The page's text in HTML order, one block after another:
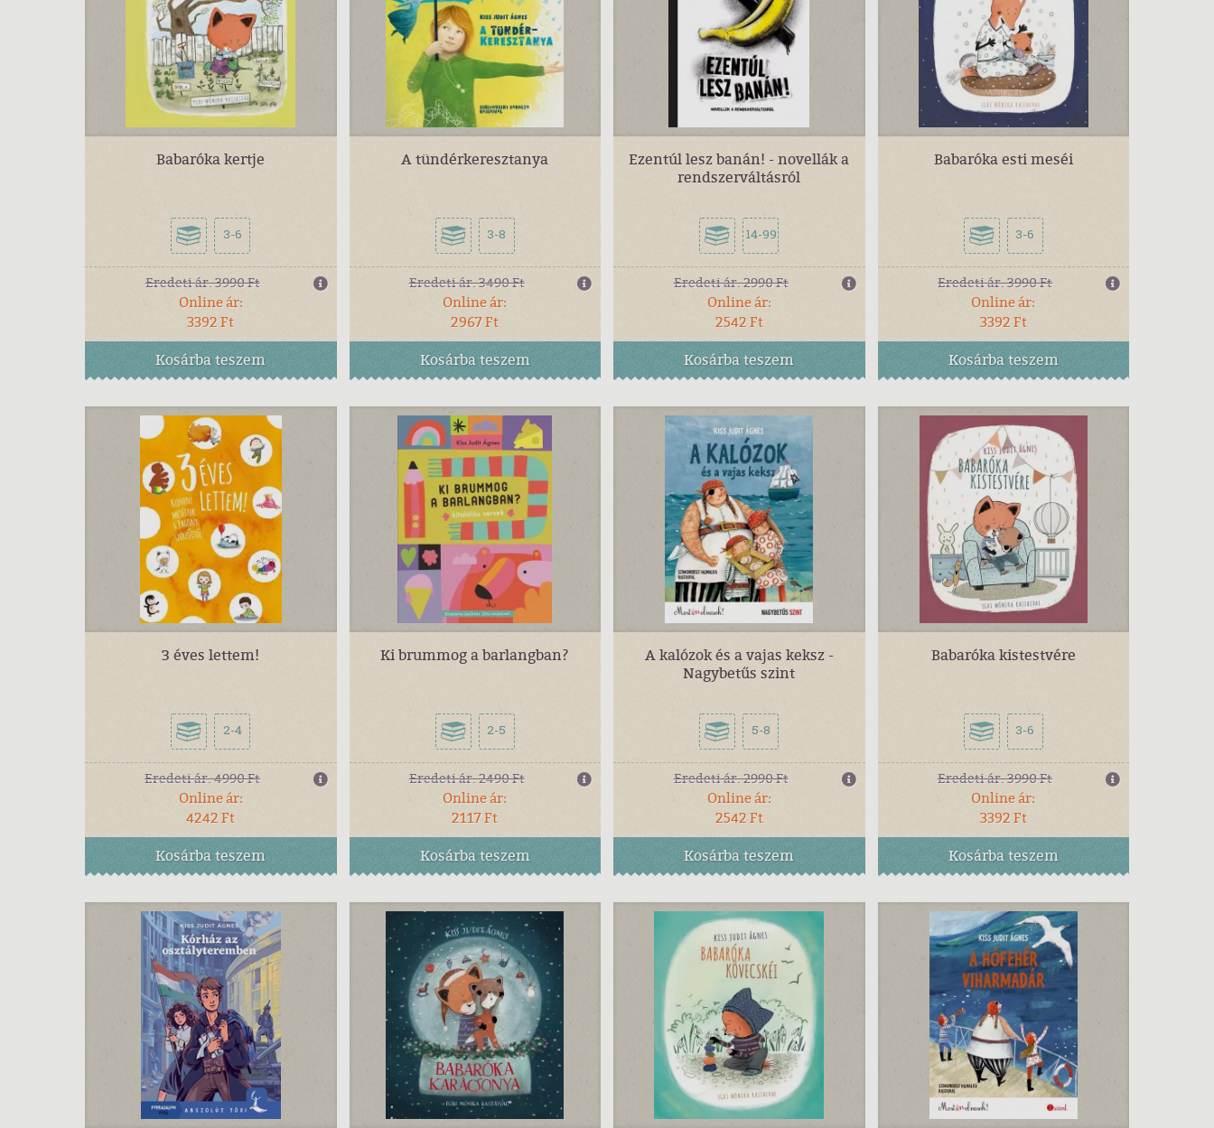
Babaróka kertje
3-6
Eredeti ár:3990 Ft
Online ár:
3392 Ft
Kosárbateszem
A tündérkeresztanya
3-8
Eredeti ár:3490 Ft
Online ár:
2967 Ft
Kosárbateszem
Ezentúl lesz banán! - novellák a
rendszerváltásról
14-99
Eredeti ár:2990 Ft
Online ár:
2542 Ft
Kosárbateszem
Babaróka esti meséi
3-6
Eredeti ár:3990 Ft
Online ár:
3392 Ft
Kosárbateszem
3 éves lettem!
2-4
Eredeti ár:4990 Ft
Online ár:
4242 Ft
Kosárbateszem
Ki brummog a barlangban?
2-5
Eredeti ár:2490 Ft
Online ár:
2117 Ft
Kosárbateszem
A kalózok és a vajas keksz -
Nagybetűs szint
5-8
Eredeti ár:2990 Ft
Online ár:
2542 Ft
Kosárbateszem
Babaróka kistestvére
3-6
Eredeti ár:3990 Ft
Online ár:
3392 Ft
Kosárbateszem